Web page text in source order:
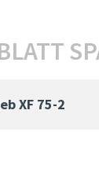
XF 75-2